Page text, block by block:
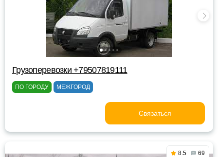
Грузоперевозки +79507819111
ПО ГОРОДУ МЕЖГОРОД
Связаться
8.5 69